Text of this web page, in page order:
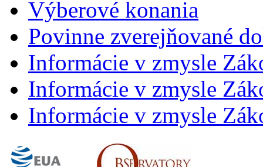
Výberové konania
Povinne zverejňované
Informácie v zmysle
Informácie v zmysle
Informácie v zmysle